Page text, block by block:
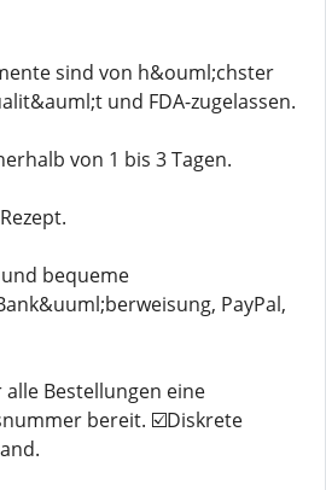
sind von h&ouml;chster
und FDA-zugelassen.
von 1 bis 3 Tagen.
bequeme
PayPal,
Bestellungen eine
bereit. ☑️Diskrete